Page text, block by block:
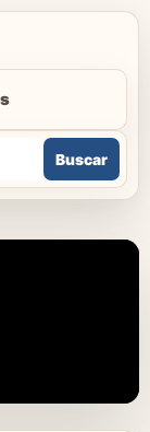
Buscar